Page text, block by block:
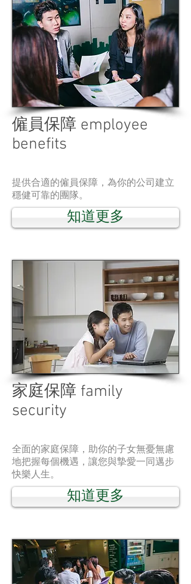
僱員保障 employee
benefits
提供合適的僱員保障，為你的公司建立
穩健可靠的團隊。
知道更多
家庭保障 family
security
全面的家庭保障，助你的子女無憂無慮
地把握每個機遇，讓您與摯愛一同邁步
快樂人生。
知道更多